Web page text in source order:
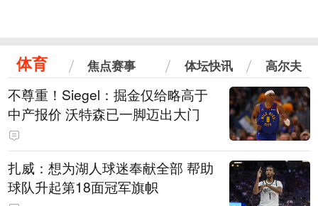
体育 焦点赛事 体坛快讯 高尔夫
不尊重！Siegel：掘金仅给略高于
中产报价 沃特森已一脚迈出大门
扎威：想为湖人球迷奉献全部 帮助
球队升起第18面冠军旗帜